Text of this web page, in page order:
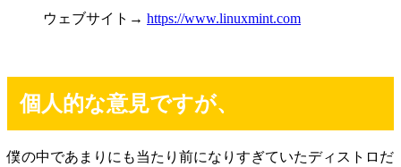
ウェブサイト→ https://www.linuxmint.com
個人的な意見ですが、
僕の中であまりにも当たり前になりすぎていたディストロだ